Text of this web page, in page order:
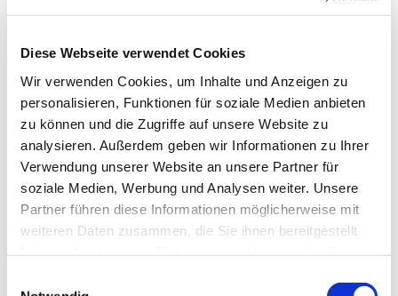
Diese Webseite verwendet Cookies
Wir verwenden Cookies, um Inhalte und Anzeigen zu
personalisieren, Funktionen für soziale Medien anbieten
zu können und die Zugriffe auf unsere Website zu
analysieren. Außerdem geben wir Informationen zu Ihrer
Verwendung unserer Website an unsere Partner für
soziale Medien, Werbung und Analysen weiter. Unsere
Partner führen diese Informationen möglicherweise mit
weiteren Daten zusammen, die Sie ihnen bereitgestellt
derzeit wegen Sanierung und Umbau geschlossen ist,
wurde damit zu einem symbolträchtigen Zeichen: mit
Reformen, insbesondere mit der Gleichstellung von
Frauen ist in absehbarer Zeit nicht zu rechnen.
Ein hoffnungsvolles Zeichen setzten ca. 200 Frauen und
Männer, darunter viele Ordensleute aus verschiedenen
Ordensgemeinschaften. Sie sind der Einladung zu diesem
Gottesdienst gefolgt und haben betend und singend mit
Psalmen und Bibellesung die Reformen begründet und
sich für die Erneuerung der Kirche stark gemacht.